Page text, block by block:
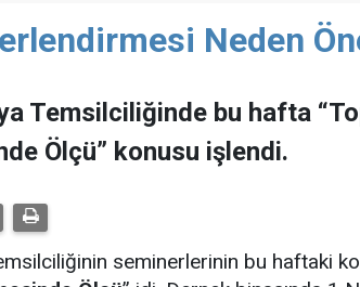
Neden
Temsilciliğinde bu hafta
Ölçü” konusu işlendi.
seminerlerinin bu haftaki